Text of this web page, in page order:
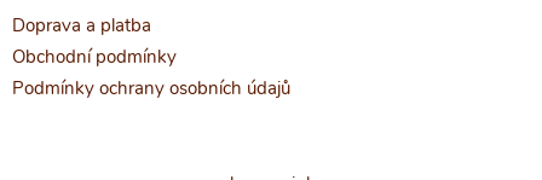
Doprava a platba
Obchodní podmínky
Podmínky ochrany osobních údajů